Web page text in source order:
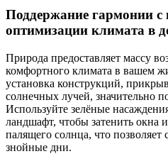
Поддержание гармонии с
оптимизации климата в
Природа предоставляет массу
комфортного климата в вашем
установка конструкций,
солнечных лучей, значительно
Используйте зелёные
ландшафт, чтобы затенить окна
палящего солнца, что позволяет
знойные дни.